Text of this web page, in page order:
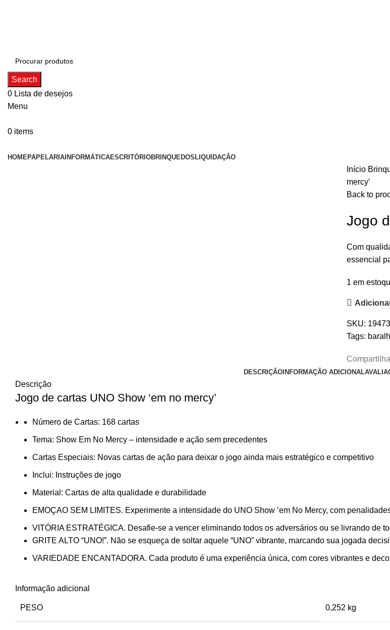
Search
0 Lista de desejos
Menu
0 items
HOMEPAPELARIA INFORMÁTICAESCRITÓRIOBRINQUEDOS LIQUIDAÇÃO
Início
mercy’
Back to
Jogo
Com
essencial
1 em
SKU:
Tags:
DESCRIÇÃO INFORMAÇÃO ADICIONAL
Descrição
Jogo de cartas UNO Show ‘em no mercy’
Número de Cartas: 168 cartas
Tema: Show Em No Mercy – intensidade e ação sem precedentes
Cartas Especiais: Novas cartas de ação para deixar o jogo ainda mais estratégico e competitivo
Inclui: Instruções de jogo
Material: Cartas de alta qualidade e durabilidade
EMOÇAO SEM LIMITES. Experimente a intensidade do UNO Show ‘em No Mercy, com
VITÓRIA ESTRATÉGICA. Desafie-se a vencer eliminando todos os adversários ou se livrando de
GRITE ALTO “UNO!”. Não se esqueça de soltar aquele “UNO” vibrante, marcando sua jogada
VARIEDADE ENCANTADORA. Cada produto é uma experiência única, com cores vibrantes e
Informação adicional
PESO 0,252 kg